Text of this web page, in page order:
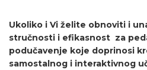
Ukoliko i Vi želite obnoviti i
stručnosti i efikasnost za
podučavenje koje doprinosi
samostalnog i interaktivnog